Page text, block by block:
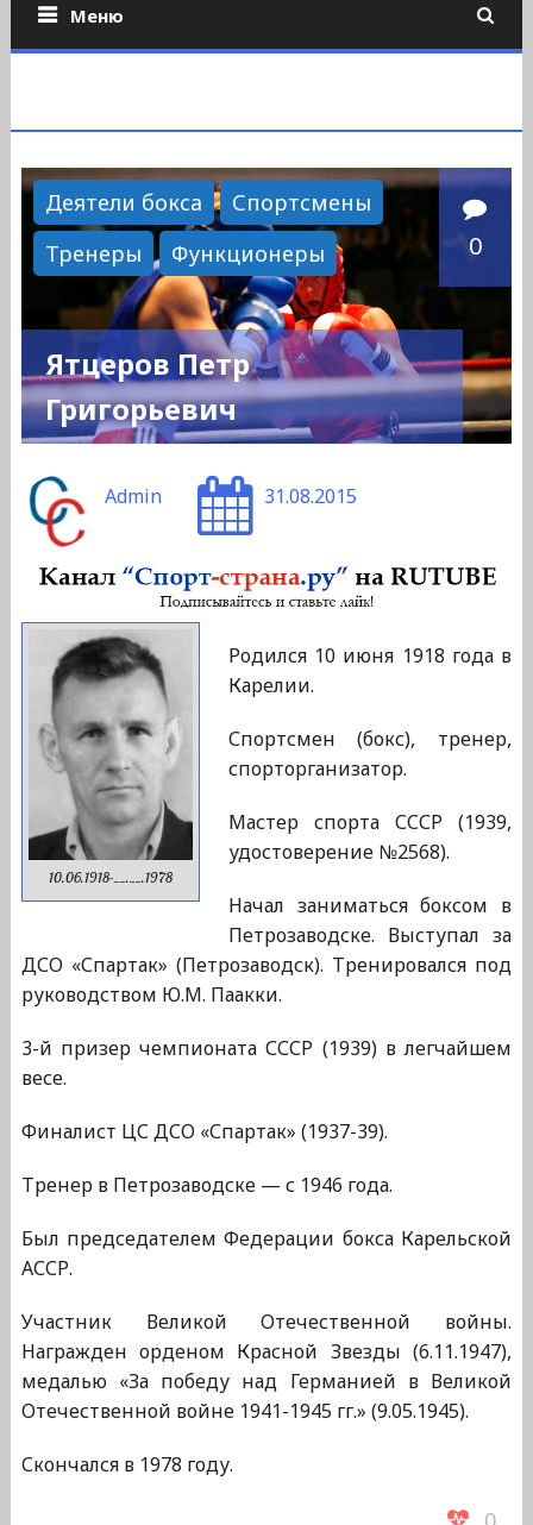
Меню
Деятели бокса
Спортсмены
Тренеры
Функционеры 0
Ятцеров Петр
Григорьевич
Admin 31.08.2015
10.06.1918-__.__.1978
Родился 10 июня 1918 года в
Карелии.
Спортсмен (бокс), тренер,
спорторганизатор.
Мастер спорта СССР (1939,
удостоверение №2568).
Начал заниматься боксом в
Петрозаводске. Выступал за
ДСО «Спартак» (Петрозаводск). Тренировался под
руководством Ю.М. Паакки.
3-й призер чемпионата СССР (1939) в легчайшем
весе.
Финалист ЦС ДСО «Спартак» (1937-39).
Тренер в Петрозаводске — с 1946 года.
Был председателем Федерации бокса Карельской
АССР.
Участник Великой Отечественной войны.
Награжден орденом Красной Звезды (6.11.1947),
медалью «За победу над Германией в Великой
Отечественной войне 1941-1945 гг.» (9.05.1945).
Скончался в 1978 году.